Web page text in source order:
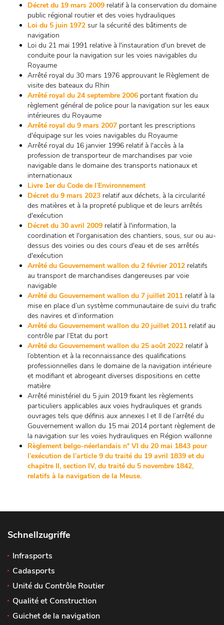
Décret du 19 mars 2009 relatif à la conservation du domaine
public régional routier et des voies hydrauliques
Loi du 5 juin 1972 sur la sécurité des bâtiments de
navigation
Loi du 21 mai 1991 relative à l'instauration d'un brevet de
conduite pour la navigation sur les voies navigables du
Royaume
Arrêté royal du 30 mars 1976 approuvant le Règlement de
visite des bateaux du Rhin
Arrêté royal du 24 septembre 2006 portant fixation du
règlement général de police pour la navigation sur les eaux
intérieures du Royaume
Arrêté royal du 9 mars 2007 portant les prescriptions
d'équipage sur les voies navigables du Royaume
Arrêté royal du 16 janvier 1996 relatif à l'accès à la
profession de transporteur de marchandises par voie
navigable dans le domaine des transports nationaux et
internationaux
Livre 1er du Code de l’Environnement
Décret du 9 mars 2023 relatif aux déchets, à la circularité
des matières et à la propreté publique et de leurs arrêtés
d'exécution
Décret du 30 avril 2009 relatif à l'information, la
coordination et l'organisation des chantiers, sous, sur ou au-
dessus des voiries ou des cours d'eau et de ses arrêtés
d'exécution
Arrêté du Gouvernement wallon du 2 février 2012 relatifs
au transport de marchandises dangereuses par voie
navigable
Arrêté du Gouvernement wallon du 7 juillet 2011 relatif à la
mise en place d’un système communautaire de suivi du trafic
des navires et d’information
Arrêté du Gouvernement wallon du 20 juillet 2011 relatif au
contrôle par l’Etat du port
Arrêté du Gouvernement wallon du 25 août 2022 relatif à
l’obtention et à la reconnaissance des qualifications
professionnelles dans le domaine de la navigation intérieure
et modifiant et abrogeant diverses dispositions en cette
matière
Arrêté ministériel du 5 juin 2019 fixant les règlements
particuliers applicables aux voies hydrauliques et grands
ouvrages tels que définis aux annexes I et II de l’arrêté du
Gouvernement wallon du 15 mai 2014 portant règlement de
la navigation sur les voies hydrauliques en Région wallonne
Règlement belgo-néerlandais n° VI du 20 mai 1843 pour
l’exécution de l’article 9 du traité du 19 avril 1839 et du
chapitre II, section IV, du traité du 5 novembre 1842,
relatifs à la navigation de la Meuse.
Schnellzugriffe
Infrasports
Cadasports
Unité du Contrôle Routier
Qualité et Construction
Guichet de la navigation